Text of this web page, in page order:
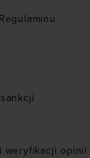
weryfikacji opinii